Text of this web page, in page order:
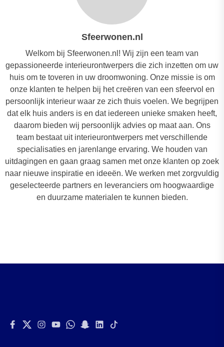
Sfeerwonen.nl
Welkom bij Sfeerwonen.nl! Wij zijn een team van
gepassioneerde interieurontwerpers die zich inzetten om uw
huis om te toveren in uw droomwoning. Onze missie is om
onze klanten te helpen bij het creëren van een sfeervol en
persoonlijk interieur waar ze zich thuis voelen. We begrijpen
dat elk huis anders is en dat iedereen unieke smaken heeft,
daarom bieden wij persoonlijk advies op maat aan. Ons
team bestaat uit interieurontwerpers met verschillende
specialisaties en jarenlange ervaring. We houden van
uitdagingen en gaan graag samen met onze klanten op zoek
naar nieuwe inspiratie en ideeën. We werken met zorgvuldig
geselecteerde partners en leveranciers om hoogwaardige
en duurzame materialen te kunnen bieden.
Facebook
TwitterInstagram
YoutubeWhatsapp
Snapchat
Linkedin
Tiktok